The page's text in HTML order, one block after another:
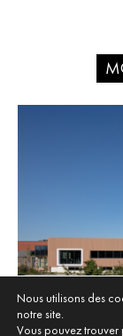
ECOPARC DU
CHAPONOST
Nous utilisons des
notre site.
Vous pouvez trouver